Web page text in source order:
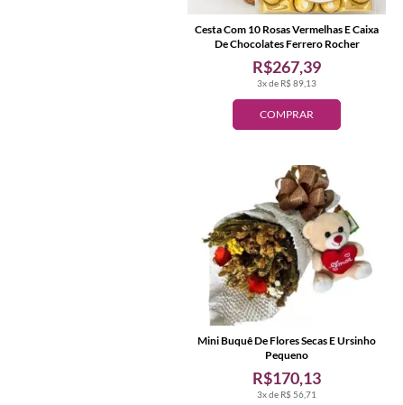
COMPRAR
3x de R$ 89,13
R$267,39
Cesta Com 10 Rosas Vermelhas E Caixa
De Chocolates Ferrero Rocher
3x de R$ 56,71
R$170,13
Mini Buquê De Flores Secas E Ursinho
Pequeno